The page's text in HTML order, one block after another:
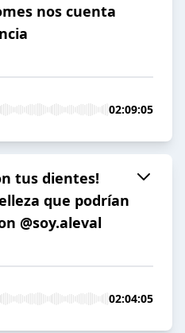
nos cuenta
02:09:05
tus dientes!
que podrían
@soy.aleval
02:04:05